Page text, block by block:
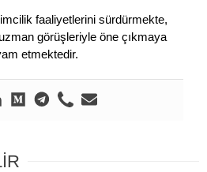
faaliyetlerini sürdürmekte,
görüşleriyle öne çıkmaya
etmektedir.